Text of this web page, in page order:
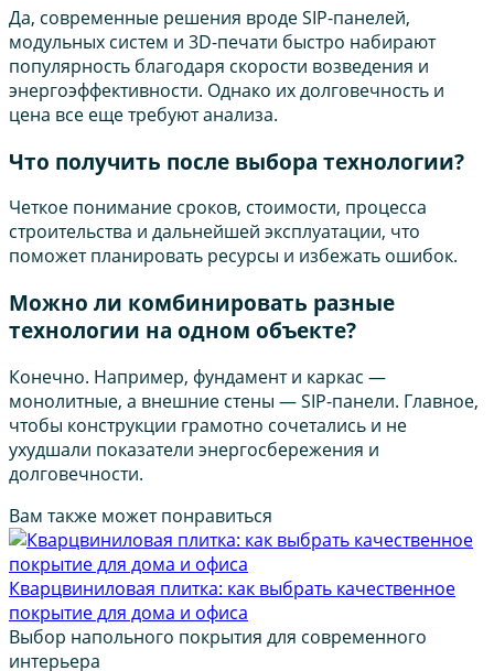
Да, современные решения вроде SIP-панелей,
модульных систем и 3D-печати быстро набирают
популярность благодаря скорости возведения и
энергоэффективности. Однако их долговечность и
цена все еще требуют анализа.
Что получить после выбора технологии?
Четкое понимание сроков, стоимости, процесса
строительства и дальнейшей эксплуатации, что
поможет планировать ресурсы и избежать ошибок.
Можно ли комбинировать разные
технологии на одном объекте?
Конечно. Например, фундамент и каркас —
монолитные, а внешние стены — SIP-панели. Главное,
чтобы конструкции грамотно сочетались и не
ухудшали показатели энергосбережения и
долговечности.
Вам также может понравиться
Кварцвиниловая плитка: как выбрать качественное
покрытие для дома и офиса
Выбор напольного покрытия для современного
интерьера